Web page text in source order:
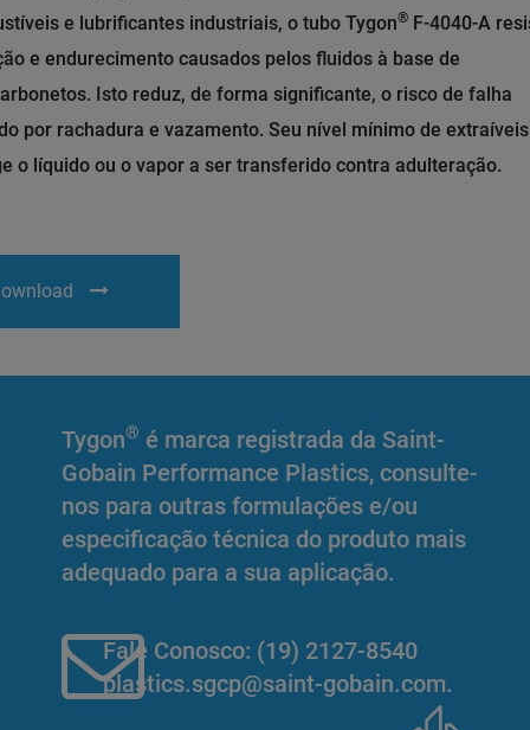
e lubrificantes industriais, o tubo Tygon® F-4040-A
e endurecimento causados pelos fluidos à base de
Isto reduz, de forma significante, o risco de falha
por rachadura e vazamento. Seu nível mínimo de extraíveis
o líquido ou o vapor a ser transferido contra adulteração.
Tygon® é marca registrada da Saint-
Gobain Performance Plastics, consulte-
nos para outras formulações e/ou
especificação técnica do produto mais
adequado para a sua aplicação.
Fale Conosco: (19) 2127-8540
plastics.sgcp@saint-gobain.com.